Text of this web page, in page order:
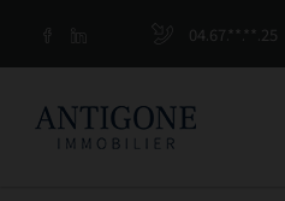
04.67.**.**.25